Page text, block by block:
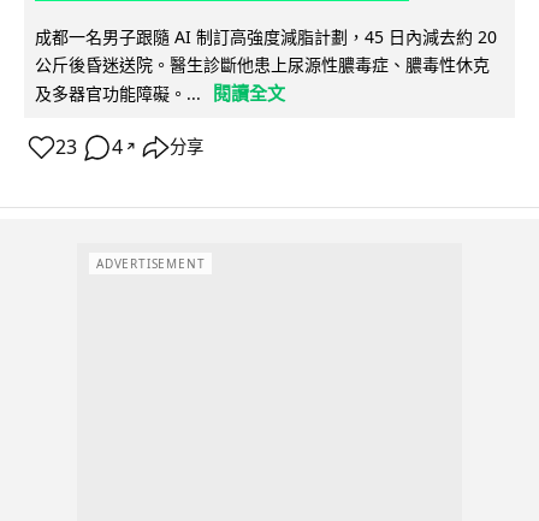
成都一名男子跟隨 AI 制訂高強度減脂計劃，45 日內減去約 20
公斤後昏迷送院。醫生診斷他患上尿源性膿毒症、膿毒性休克
及多器官功能障礙。...
閱讀全文
23 4 ↗ 分享
ADVERTISEMENT